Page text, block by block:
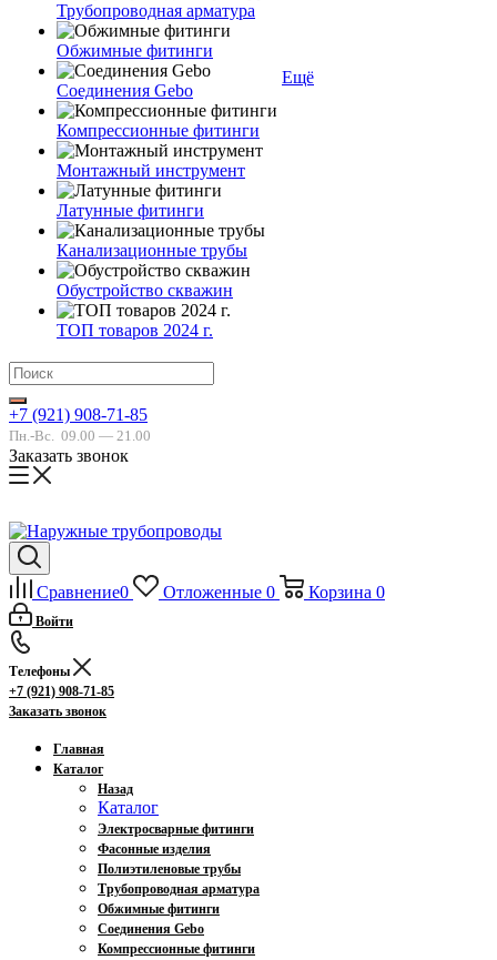
Трубопроводная арматура
Обжимные фитинги
Соединения Gebo
Компрессионные фитинги
Монтажный инструмент
Латунные фитинги
Канализационные трубы
Обустройство скважин
ТОП товаров 2024 г.
Ещё
+7 (921) 908-71-85
Пн.-Вс. 09.00 — 21.00
Заказать звонок
Сравнение0 Отложенные 0 Корзина 0
Войти
Телефоны
+7 (921) 908-71-85
Заказать звонок
Главная
Каталог
Назад
Каталог
Электросварные фитинги
Фасонные изделия
Полиэтиленовые трубы
Трубопроводная арматура
Обжимные фитинги
Соединения Gebo
Компрессионные фитинги